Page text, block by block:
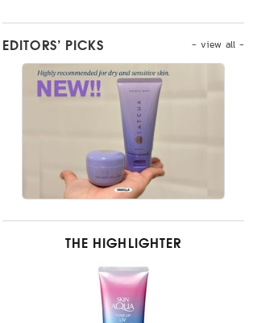
- view all -
EDITORS’ PICKS
THE HIGHLIGHTER